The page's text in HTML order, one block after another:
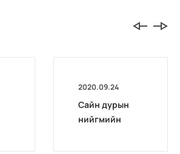
2020.09.24
Сайн дурын
нийгмийн